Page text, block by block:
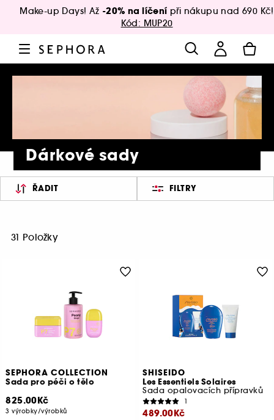
Make-up Days! Až -20% na líčení při nákupu nad 690 Kč!
Kód: MUP20
Dárkové sady
ŘADIT FILTRY
31 Položky
SEPHORA COLLECTION
Sada pro péči o tělo
825.00Kč
3 výrobky/výrobků
SHISEIDO
Les Essentiels Solaires
Sada opalovacích přípravků
1
489.00Kč